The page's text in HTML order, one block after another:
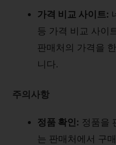
가격 비교 사이트:
등 가격 비교 사이
판매처의 가격을
니다.
주의사항
정품 확인: 정품을
는 판매처에서 구